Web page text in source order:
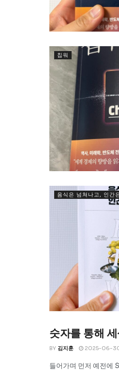
칩워
음식은 넘쳐나고, 인간
UNCATEGORIZED
숫자를 통해
BY 김지훈 2025-06-
들어가며 먼저 예전에